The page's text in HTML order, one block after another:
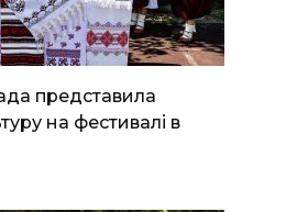
представила
на фестивалі в